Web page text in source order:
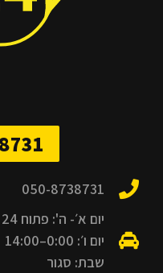
050-8738731
יום א׳- ה': פתוח 24 שעות
יום ו׳: 0:00–14:00
שבת: סגור